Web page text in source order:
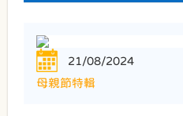
21/08/2024
母親節特輯